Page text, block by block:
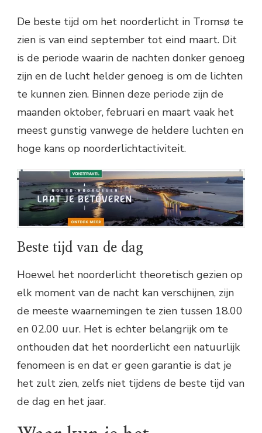
De beste tijd om het noorderlicht in Tromsø te
zien is van eind september tot eind maart. Dit
is de periode waarin de nachten donker genoeg
zijn en de lucht helder genoeg is om de lichten
te kunnen zien. Binnen deze periode zijn de
maanden oktober, februari en maart vaak het
meest gunstig vanwege de heldere luchten en
hoge kans op noorderlichtactiviteit.
Beste tijd van de dag
Hoewel het noorderlicht theoretisch gezien op
elk moment van de nacht kan verschijnen, zijn
de meeste waarnemingen te zien tussen 18.00
en 02.00 uur. Het is echter belangrijk om te
onthouden dat het noorderlicht een natuurlijk
fenomeen is en dat er geen garantie is dat je
het zult zien, zelfs niet tijdens de beste tijd van
de dag en het jaar.